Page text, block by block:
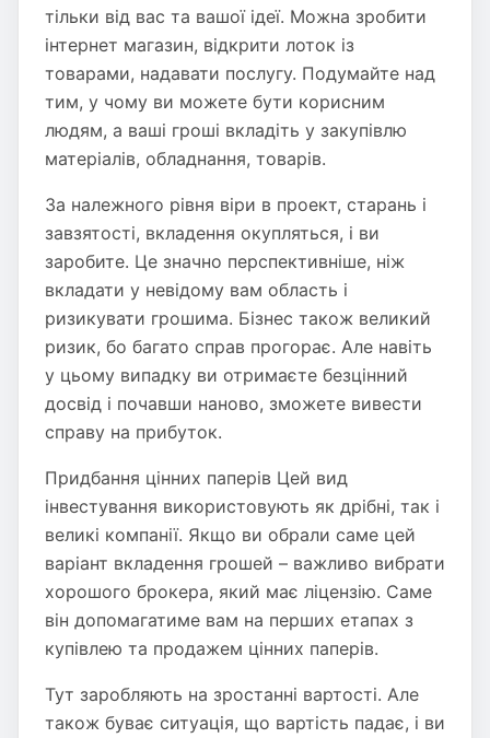
тільки від вас та вашої ідеї. Можна зробити
інтернет магазин, відкрити лоток із
товарами, надавати послугу. Подумайте над
тим, у чому ви можете бути корисним
людям, а ваші гроші вкладіть у закупівлю
матеріалів, обладнання, товарів.
За належного рівня віри в проект, старань і
завзятості, вкладення окупляться, і ви
заробите. Це значно перспективніше, ніж
вкладати у невідому вам область і
ризикувати грошима. Бізнес також великий
ризик, бо багато справ прогорає. Але навіть
у цьому випадку ви отримаєте безцінний
досвід і почавши наново, зможете вивести
справу на прибуток.
Придбання цінних паперів Цей вид
інвестування використовують як дрібні, так і
великі компанії. Якщо ви обрали саме цей
варіант вкладення грошей – важливо вибрати
хорошого брокера, який має ліцензію. Саме
він допомагатиме вам на перших етапах з
купівлею та продажем цінних паперів.
Тут заробляють на зростанні вартості. Але
також буває ситуація, що вартість падає, і ви